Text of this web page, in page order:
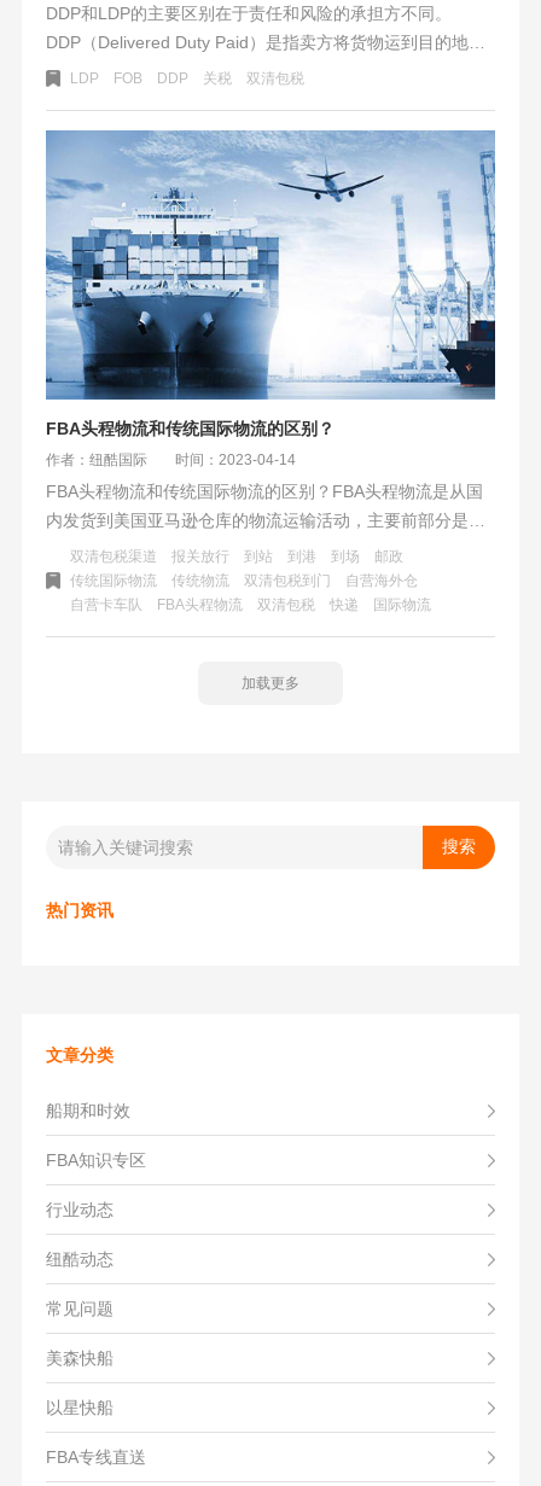
DDP和LDP的主要区别在于责任和风险的承担方不同。
DDP（Delivered Duty Paid）是指卖方将货物运到目的地并
支付所有进口关税和税费的价格，同时也承担了货物到达目
输、保险和清关手续等。
LDP FOB DDP 关税 双清包税
FBA头程物流和传统国际物流的区别？
作者：纽酷国际 时间：2023-04-14
FBA头程物流和传统国际物流的区别？FBA头程物流是从国
内发货到美国亚马逊仓库的物流运输活动，主要前部分是以
海运、空运、铁路运输为主，后部分以快递、卡车派送。传
统国际物流的方式更多，海运、空运、陆运、邮政、快递、
小包等都有，也有到港、到场、到站等。
双清包税渠道 报关放行 到站 到港 到场
邮政
传统国际物流
传统物流 双清包税到门
自营海外仓
自营卡车队
FBA头程物流 双清包税 快递 国际物流
加载更多
热门资讯
文章分类
船期和时效
FBA知识专区
行业动态
纽酷动态
常见问题
美森快船
以星快船
FBA专线直送